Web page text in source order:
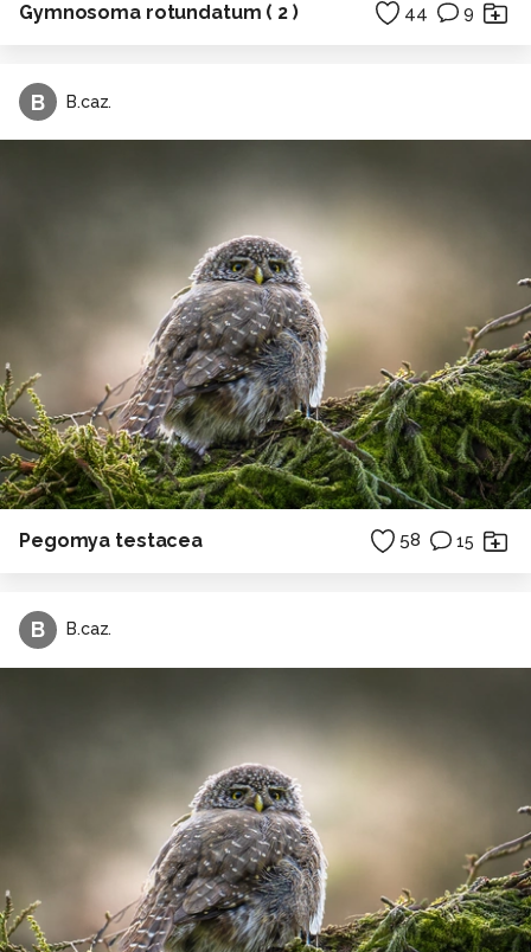
Gymnosoma rotundatum ( 2 ) 44 9
B B.caz.
Pegomya testacea 58 15
B B.caz.